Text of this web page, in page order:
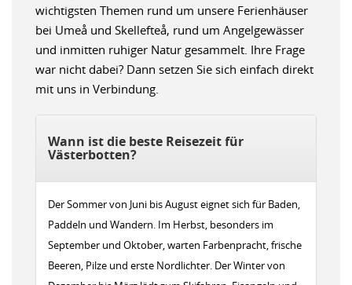
wichtigsten Themen rund um unsere Ferienhäuser
bei Umeå und Skellefteå, rund um Angelgewässer
und inmitten ruhiger Natur gesammelt. Ihre Frage
war nicht dabei? Dann setzen Sie sich einfach direkt
mit uns in Verbindung.
Wann ist die beste Reisezeit für
Västerbotten?
Der Sommer von Juni bis August eignet sich für Baden,
Paddeln und Wandern. Im Herbst, besonders im
September und Oktober, warten Farbenpracht, frische
Beeren, Pilze und erste Nordlichter. Der Winter von